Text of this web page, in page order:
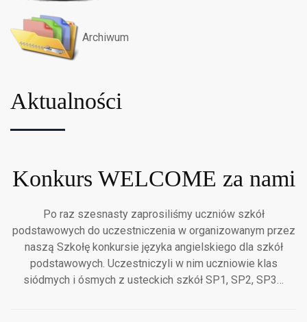
Archiwum
Aktualności
Konkurs WELCOME za nami
Po raz szesnasty zaprosiliśmy uczniów szkół
podstawowych do uczestniczenia w organizowanym przez
naszą Szkołę konkursie języka angielskiego dla szkół
podstawowych. Uczestniczyli w nim uczniowie klas
siódmych i ósmych z usteckich szkół SP1, SP2, SP3…